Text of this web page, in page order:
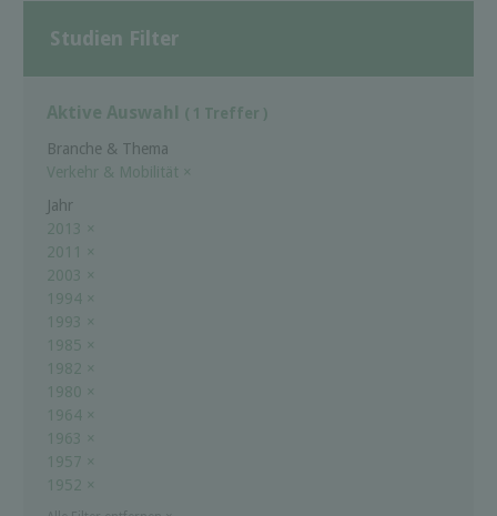
Studien Filter
Aktive Auswahl ( 1 Treffer )
Branche & Thema
Verkehr & Mobilität ×
Jahr
2013 ×
2011
×
2003 ×
1994 ×
1993 ×
1985 ×
1982 ×
1980 ×
1964 ×
1963 ×
1957 ×
1952 ×